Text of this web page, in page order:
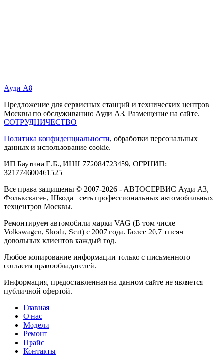
Ауди А8
Предложение для сервисных станций и технических центров
Москвы по обслуживанию Ауди А3. Размещение на сайте.
СОТРУДНИЧЕСТВО
Политика конфиденциальности, обработки персональных
данных и использование cookie.
ИП Баутина Е.Б., ИНН 772084723459, ОГРНИП:
321774600461525
Все права защищены © 2007-2026 - АВТОСЕРВИС Ауди А3,
Фольксваген, Шкода - сеть профессиональных автомобильных
техцентров Москвы.
Ремонтируем автомобили марки VAG (В том числе
Volkswagen, Skoda, Seat) с 2007 года. Более 20,7 тысяч
довольных клиентов каждый год.
Любое копирование информации только с письменного
согласия правообладателей.
Информация, предоставленная на данном сайте не является
публичной офертой.
Главная
О нас
Модели
Ремонт
Прайс
Контакты